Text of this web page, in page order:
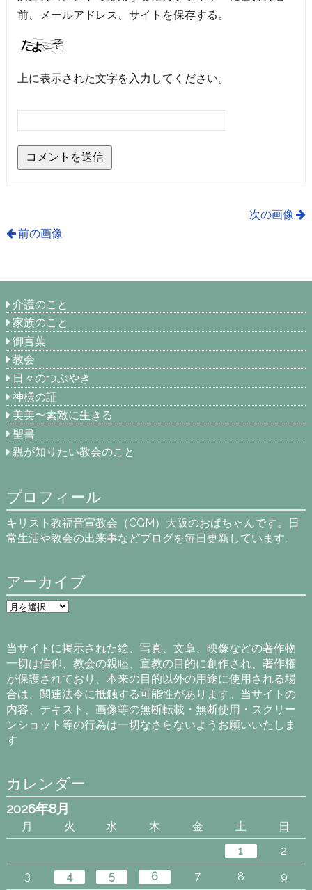
前、メールアドレス、サイトを保存する。
上に表示された文字を入力してください。
次の画像
前の画像
介護のこと
家族のこと
御言葉
教会
日々のつぶやき
神様の証
美美〜素敵に生きる
聖書
親が知りたい教会のこと
プロフィール
キリスト教福音宣教会（CGM）大阪のおばちゃんです。日
常生活や教会の出来事などブログを毎日更新しています。
アーカイブ
ア
ー
ブ
当サイトに掲示された絵、写真、文章、映像などの著作物
一切は信仰、教会の親睦、宣教の目的に創作され、著作権
が保護されており、本来の目的以外の用途に使用される場
合は、関連法令に抵触する可能性があります。当サイトの
内容、テキスト、画像等の無断転載・無断使用・スクリー
ンショット等の行為は一切なさらないようお願いいたしま
す
カレンダー
2026年8月
月 火 水 木 金 土
日
1
2
3
4 5 6 7 8
9